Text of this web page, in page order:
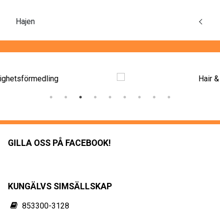
Hajen
GILLA OSS PÅ FACEBOOK!
KUNGÄLVS SIMSÄLLSKAP
853300-3128